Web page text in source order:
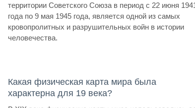
территории Советского Союза в период с 22 июня
года по 9 мая 1945 года, является одной из самых
кровопролитных и разрушительных войн в истории
человечества.
Какая физическая карта мира была
характерна для 19 века?